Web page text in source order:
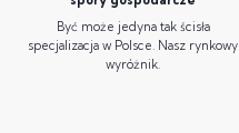
Być może jedyna tak ścisła
specjalizacja w Polsce. Nasz rynkowy
wyróżnik.